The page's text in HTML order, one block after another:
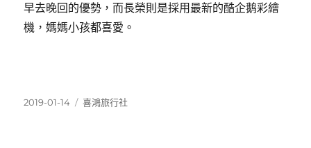
早去晚回的優勢，而長榮則是採用最新的酷企鹅彩繪
機，媽媽小孩都喜愛。
發
2019-01-14
分
喜鴻旅行社